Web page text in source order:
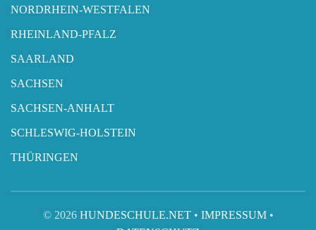
NORDRHEIN-WESTFALEN
RHEINLAND-PFALZ
SAARLAND
SACHSEN
SACHSEN-ANHALT
SCHLESWIG-HOLSTEIN
THÜRINGEN
© 2026 HUNDESCHULE.NET• IMPRESSUM•